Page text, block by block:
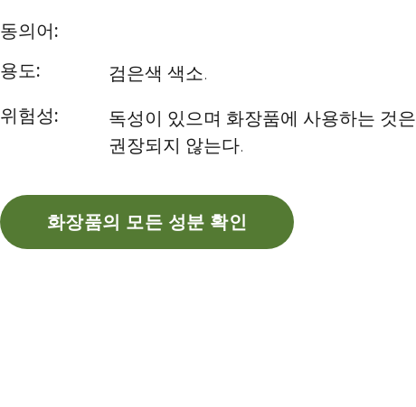
동의어:
용도:
검은색 색소.
위험성:
독성이 있으며 화장품에 사용하는 것은
권장되지 않는다.
화장품의 모든 성분 확인